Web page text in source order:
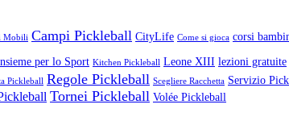
Mobili Campi Pickleball CityLife Come si gioca corsi
per lo Sport Kitchen Pickleball Leone XIII lezioni gratuite
Pickleball Regole Pickleball Scegliere Racchetta Servizio
Tornei Pickleball Volée Pickleball